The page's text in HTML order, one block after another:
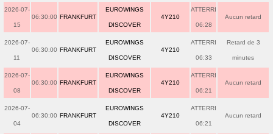
2026-07-
15
06:30:00 FRANKFURT
EUROWINGS
DISCOVER
4Y210
ATTERRI
06:28
Aucun retard
2026-07-
11
06:30:00 FRANKFURT
EUROWINGS
DISCOVER
4Y210
ATTERRI
06:33
Retard de 3
minutes
2026-07-
08
06:30:00 FRANKFURT
EUROWINGS
DISCOVER
4Y210
ATTERRI
06:21
Aucun retard
2026-07-
04
06:30:00 FRANKFURT
EUROWINGS
DISCOVER
4Y210
ATTERRI
06:21
Aucun retard